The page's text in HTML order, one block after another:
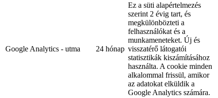
Google Analytics - utma 24 hónap
Ez a süti alapértelmezés
szerint 2 évig tart, és
megkülönbözteti a
felhasználókat és a
munkameneteket. Új és
visszatérő látogatói
statisztikák kiszámításához
használta. A cookie minden
alkalommal frissül, amikor
az adatokat elküldik a
Google Analytics számára.